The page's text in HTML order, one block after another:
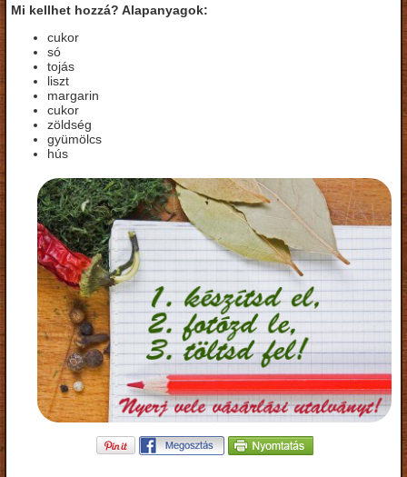
Mi kellhet hozzá? Alapanyagok:
cukor
só
tojás
liszt
margarin
cukor
zöldség
gyümölcs
hús